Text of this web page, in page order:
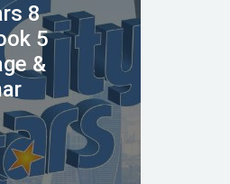
8
5
&